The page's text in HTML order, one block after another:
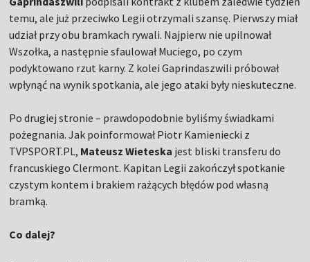
temu, ale już przeciwko Legii otrzymali szansę. Pierwszy miał
udział przy obu bramkach rywali. Najpierw nie upilnował
Wszołka, a następnie sfaulował Muciego, po czym
podyktowano rzut karny. Z kolei Gaprindaszwili próbował
wpłynąć na wynik spotkania, ale jego ataki były nieskuteczne.
Po drugiej stronie – prawdopodobnie byliśmy świadkami
pożegnania. Jak poinformował Piotr Kamieniecki z
TVPSPORT.PL, Mateusz Wieteska jest bliski transferu do
francuskiego Clermont. Kapitan Legii zakończył spotkanie
czystym kontem i brakiem rażących błędów pod własną
bramką.
Co dalej?